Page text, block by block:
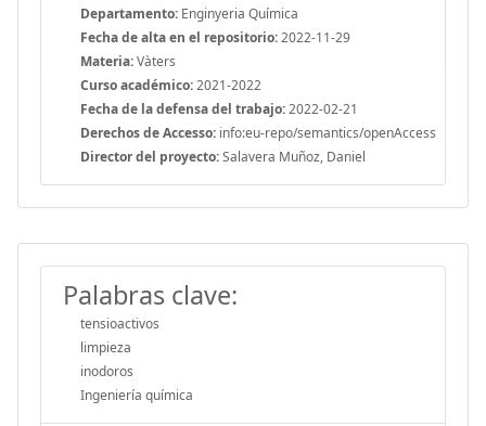
Departamento: Enginyeria Química
Fecha de alta en el repositorio:2022-11-29
Materia:Vàters
Curso académico:2021-2022
Fecha de la defensa del trabajo:2022-02-21
Derechos de Accesso: info:eu-repo/semantics/openAccess
Director del proyecto:Salavera Muñoz, Daniel
Palabras clave:
tensioactivos
limpieza
inodoros
Ingeniería química